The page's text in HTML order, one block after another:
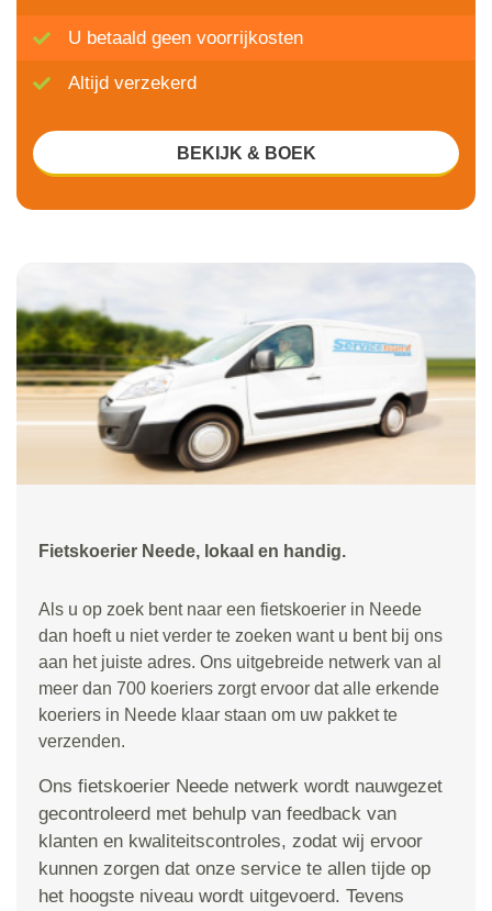
Fietskoerier Neede, lokaal en handig.
Als u op zoek bent naar een fietskoerier in Neede
dan hoeft u niet verder te zoeken want u bent bij ons
aan het juiste adres. Ons uitgebreide netwerk van al
meer dan 700 koeriers zorgt ervoor dat alle erkende
koeriers in Neede klaar staan om uw pakket te
verzenden.
Ons fietskoerier Neede netwerk wordt nauwgezet
gecontroleerd met behulp van feedback van
klanten en kwaliteitscontroles, zodat wij ervoor
kunnen zorgen dat onze service te allen tijde op
het hoogste niveau wordt uitgevoerd. Tevens
U betaald geen voorrijkosten
Altijd verzekerd
BEKIJK & BOEK